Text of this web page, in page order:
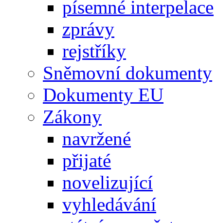
písemné interpelace
zprávy
rejstříky
Sněmovní dokumenty
Dokumenty EU
Zákony
navržené
přijaté
novelizující
vyhledávání